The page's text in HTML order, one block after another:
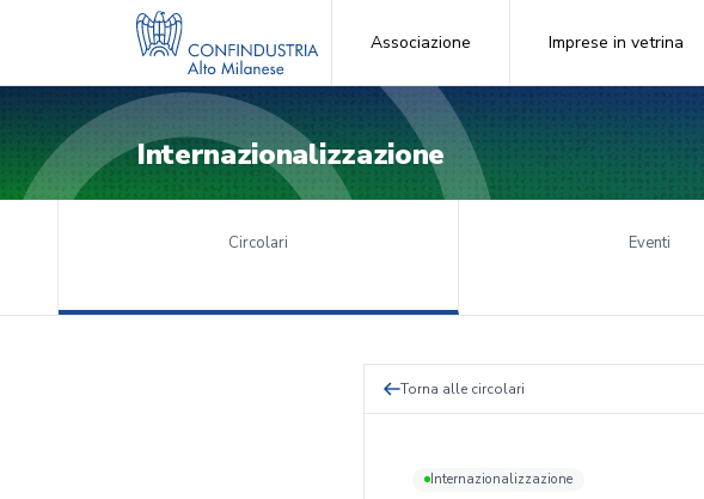
Associazione Imprese in vetrina
Internazionalizzazione
Circolari Eventi
Torna alle circolari
Internazionalizzazione